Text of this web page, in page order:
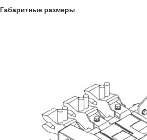
Габаритные размеры